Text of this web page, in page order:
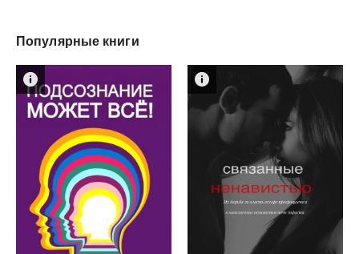
Популярные книги